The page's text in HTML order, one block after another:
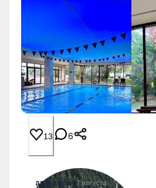
13 6
apikasday7 августа